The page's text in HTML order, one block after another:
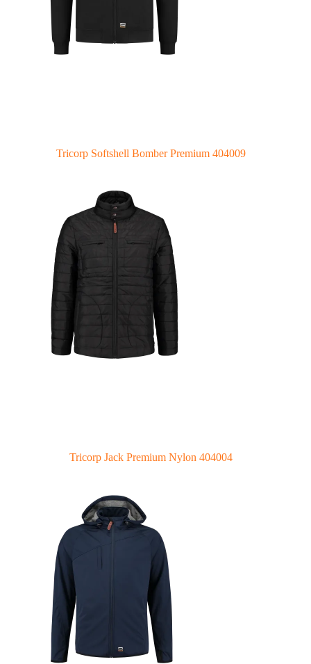
Tricorp Softshell Bomber Premium 404009
Tricorp Jack Premium Nylon 404004